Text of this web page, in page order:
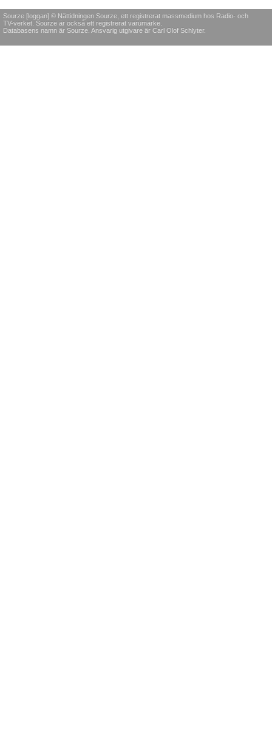
Sourze [loggan] © Nättidningen Sourze, ett registrerat massmedium hos Radio- och
TV-verket. Sourze är också ett registrerat varumärke.
Databasens namn är Sourze. Ansvarig utgivare är Carl Olof Schlyter.